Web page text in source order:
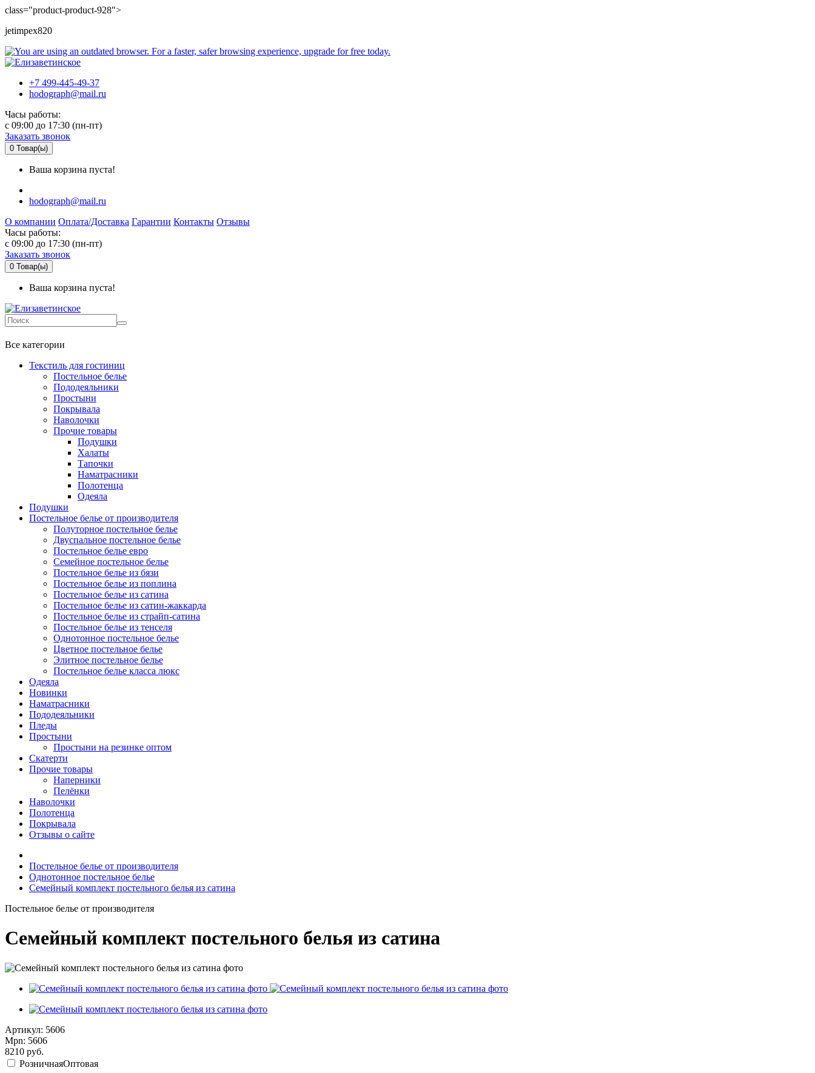
class="product-product-928">
jetimpex820
+7 499-445-49-37
hodograph@mail.ru
Часы работы:
c 09:00 до 17:30 (пн-пт)
Заказать звонок
0 Товар(ы)
Ваша корзина пуста!
hodograph@mail.ru
О компании Оплата/Доставка Гарантии Контакты Отзывы
Часы работы:
c 09:00 до 17:30 (пн-пт)
Заказать звонок
0 Товар(ы)
Ваша корзина пуста!
Все категории
Текстиль для гостиниц
Постельное белье
Пододеяльники
Простыни
Покрывала
Наволочки
Прочие товары
Подушки
Халаты
Тапочки
Наматрасники
Полотенца
Одеяла
Подушки
Постельное белье от производителя
Полуторное постельное белье
Двуспальное постельное белье
Постельное белье евро
Семейное постельное белье
Постельное белье из бязи
Постельное белье из поплина
Постельное белье из сатина
Постельное белье из сатин-жаккарда
Постельное белье из страйп-сатина
Постельное белье из тенселя
Однотонное постельное белье
Цветное постельное белье
Элитное постельное белье
Постельное белье класса люкс
Одеяла
Новинки
Наматрасники
Пододеяльники
Пледы
Простыни
Простыни на резинке оптом
Скатерти
Прочие товары
Наперники
Пелёнки
Наволочки
Полотенца
Покрывала
Отзывы о сайте
Постельное белье от производителя
Однотонное постельное белье
Семейный комплект постельного белья из сатина
Постельное белье от производителя
Семейный комплект постельного белья из сатина
Артикул: 5606
Mpn: 5606
8210 руб.
РозничнаяОптовая